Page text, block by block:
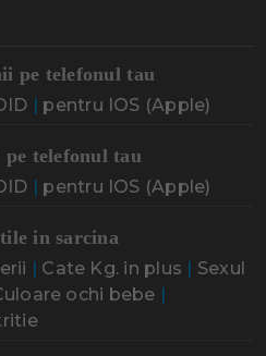
pe telefonul tau
| pentru IOS (Apple)
telefonul tau
| pentru IOS (Apple)
in sarcina
| Cate Kg. in plus | Sexul
ochi bebe |